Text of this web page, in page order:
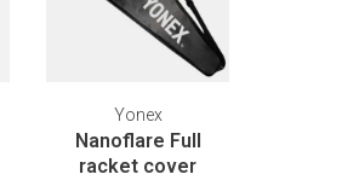
Yonex
Nanoflare Full
racket cover